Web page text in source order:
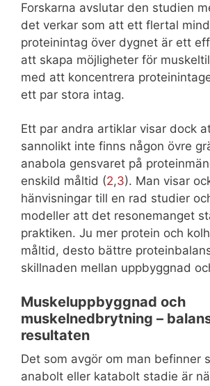
Forskarna avslutar den studien
det verkar som att ett flertal
proteinintag över dygnet är ett
att skapa möjligheter för
med att koncentrera
ett par stora intag.
Ett par andra artiklar visar dock
sannolikt inte finns någon övre
anabola gensvaret på
enskild måltid (2,3). Man visar
hänvisningar till en rad studier
modeller att det resonemanget
praktiken. Ju mer protein och
måltid, desto bättre
skillnaden mellan uppbyggnad
Muskeluppbyggnad och
muskelnedbrytning –
resultaten
Det som avgör om man befinner
anabolt eller katabolt stadie är